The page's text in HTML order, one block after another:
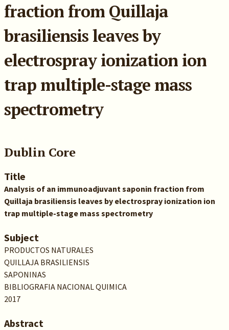
fraction from Quillaja
brasiliensis leaves by
electrospray ionization ion
trap multiple-stage mass
spectrometry
Dublin Core
Title
Analysis of an immunoadjuvant saponin fraction from
Quillaja brasiliensis leaves by electrospray ionization ion
trap multiple-stage mass spectrometry
Subject
PRODUCTOS NATURALES
QUILLAJA BRASILIENSIS
SAPONINAS
BIBLIOGRAFIA NACIONAL QUIMICA
2017
Abstract